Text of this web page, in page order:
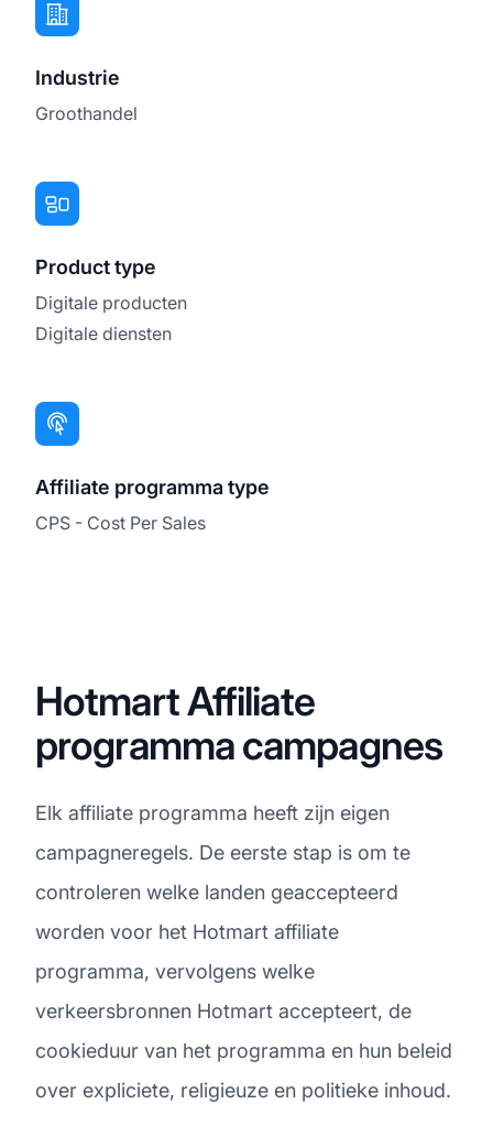
Industrie
Groothandel
Product type
Digitale producten
Digitale diensten
Affiliate programma type
CPS - Cost Per Sales
Hotmart Affiliate
programma campagnes
Elk affiliate programma heeft zijn eigen
campagneregels. De eerste stap is om te
controleren welke landen geaccepteerd
worden voor het Hotmart affiliate
programma, vervolgens welke
verkeersbronnen Hotmart accepteert, de
cookieduur van het programma en hun beleid
over expliciete, religieuze en politieke inhoud.